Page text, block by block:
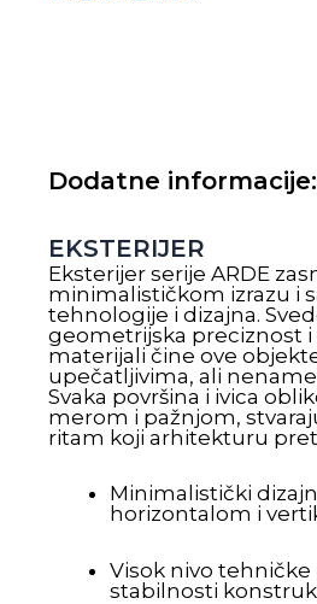
Dodatne informacije:
EKSTERIJER
Eksterijer serije ARDE
minimalističkom izrazu i
tehnologije i dizajna.
geometrijska preciznost
materijali čine ove
upečatljivima, ali
Svaka površina i ivica
merom i pažnjom,
ritam koji arhitekturu
Minimalistički
horizontalom i
Visok nivo tehničke
stabilnosti